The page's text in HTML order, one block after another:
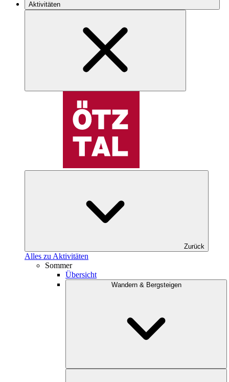
Aktivitäten
Zurück
Alles zu Aktivitäten
Sommer
Übersicht
Wandern & Bergsteigen